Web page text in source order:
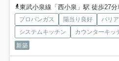
東武小泉線「西小泉」駅 徒歩27
プロパンガス 陽当り良好 バリ
システムキッチン
カウンターキッ
新築